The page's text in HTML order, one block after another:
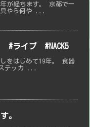
が経ちます。 京都で一
具やら何や ...
ライブ #NACK5
をはじめて19年。 食器
ステッカ ...
。